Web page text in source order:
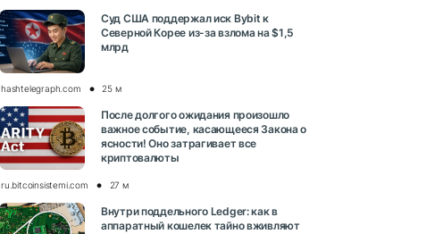
Суд США поддержал иск Bybit к
Северной Корее из-за взлома на $1,5
млрд
hashtelegraph.com 25 м
После долгого ожидания произошло
важное событие, касающееся Закона о
ясности! Оно затрагивает все
криптовалюты
ru.bitcoinsistemi.com 27 м
Внутри поддельного Ledger: как в
аппаратный кошелек тайно вживляют